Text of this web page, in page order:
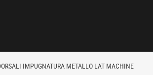
IMPUGNATURA METALLO LAT MACHINE